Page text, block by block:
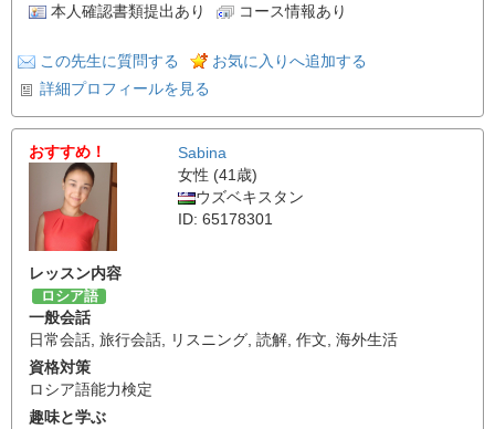
本人確認書類提出あり コース情報あり
この先生に質問する
お気に入りへ追加する
詳細プロフィールを見る
おすすめ！
Sabina
女性 (41歳)
ウズベキスタン
ID: 65178301
レッスン内容
ロシア語
一般会話
日常会話 旅行会話 リスニング 読解 作文 海外生活
資格対策
ロシア語能力検定
趣味と学ぶ